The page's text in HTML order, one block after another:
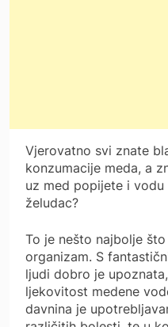
Vjerovatno svi znate
konzumacije meda, a
uz med popijete i
želudac?
To je nešto najbolje
organizam. S
ljudi dobro je
ljekovitost medene
davnina je